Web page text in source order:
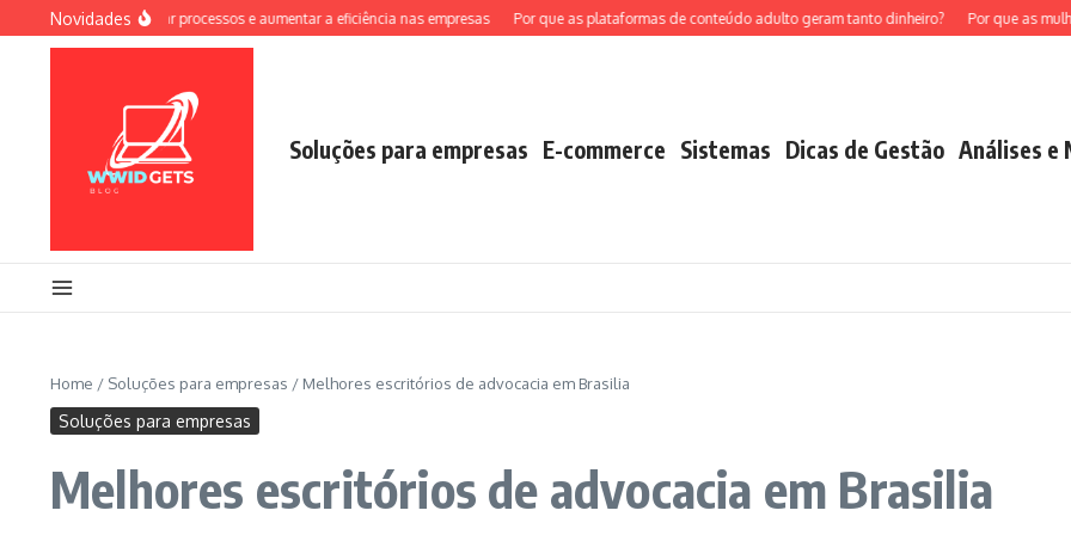
Ir para o conteúdo
Novidades
como otimizar processos e aumentar a eficiência nas empresas Por que as plataformas de conteúdo adulto geram tanto dinheiro? Por que as mulheres
Soluções para empresas E-commerce Sistemas Dicas de Gestão Análises e
Home / Soluções para empresas / Melhores escritórios de advocacia em Brasilia
Soluções para empresas
Melhores escritórios de advocacia em Brasilia